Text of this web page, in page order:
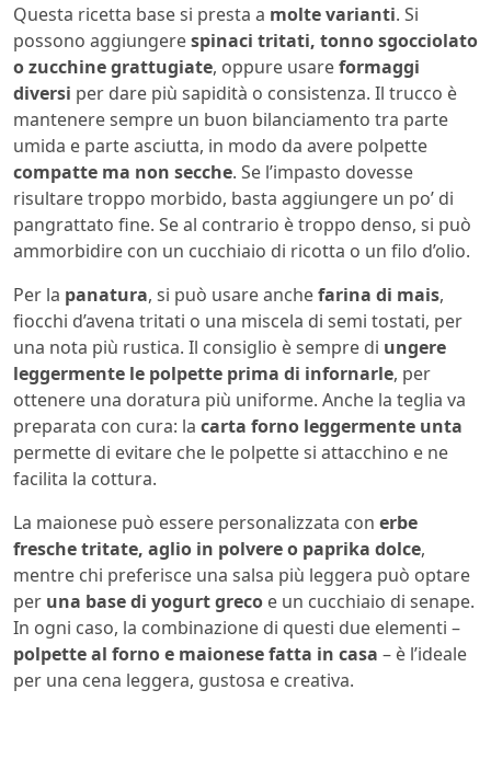
Questa ricetta base si presta a molte varianti. Si
possono aggiungerespinaci tritati, tonno sgocciolato
o zucchine grattugiate, oppure usareformaggi
diversi per dare più sapidità o consistenza. Il trucco è
mantenere sempre un buon bilanciamento tra parte
umida e parte asciutta, in modo da avere polpette
compatte ma non secche. Se l’impasto dovesse
risultare troppo morbido, basta aggiungere un po’ di
pangrattato fine. Se al contrario è troppo denso, si può
ammorbidire con un cucchiaio di ricotta o un filo d’olio.
Per la panatura, si può usare anchefarina di mais,
fiocchi d’avena tritati o una miscela di semi tostati, per
una nota più rustica. Il consiglio è sempre di ungere
leggermente le polpette prima di infornarle, per
ottenere una doratura più uniforme. Anche la teglia va
preparata con cura: la carta forno leggermente unta
permette di evitare che le polpette si attacchino e ne
facilita la cottura.
La maionese può essere personalizzata con erbe
fresche tritate, aglio in polvere o paprika dolce,
mentre chi preferisce una salsa più leggera può optare
per una base di yogurt greco e un cucchiaio di senape.
In ogni caso, la combinazione di questi due elementi –
polpette al forno e maionese fatta in casa – è l’ideale
per una cena leggera, gustosa e creativa.